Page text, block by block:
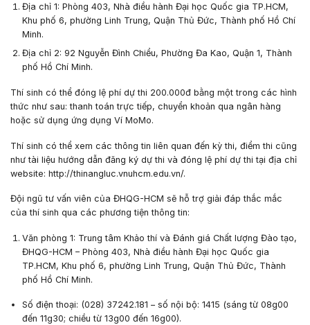
Địa chỉ 1: Phòng 403, Nhà điều hành Đại học Quốc gia TP.HCM,
Khu phố 6, phường Linh Trung, Quận Thủ Đức, Thành phố Hồ Chí
Minh.
Địa chỉ 2: 92 Nguyễn Đình Chiểu, Phường Đa Kao, Quận 1, Thành
phố Hồ Chí Minh.
Thí sinh có thể đóng lệ phí dự thi 200.000đ bằng một trong các hình
thức như sau: thanh toán trực tiếp, chuyển khoản qua ngân hàng
hoặc sử dụng ứng dụng Ví MoMo.
Thí sinh có thể xem các thông tin liên quan đến kỳ thi, điểm thi cũng
như tài liệu hướng dẫn đăng ký dự thi và đóng lệ phí dự thi tại địa chỉ
website: http://thinangluc.vnuhcm.edu.vn/.
Đội ngũ tư vấn viên của ĐHQG-HCM sẽ hỗ trợ giải đáp thắc mắc
của thí sinh qua các phương tiện thông tin:
Văn phòng 1: Trung tâm Khảo thí và Đánh giá Chất lượng Đào tạo,
ĐHQG-HCM – Phòng 403, Nhà điều hành Đại học Quốc gia
TP.HCM, Khu phố 6, phường Linh Trung, Quận Thủ Đức, Thành
phố Hồ Chí Minh.
Số điện thoại: (028) 37242.181 – số nội bộ: 1415 (sáng từ 08g00
đến 11g30; chiều từ 13g00 đến 16g00).